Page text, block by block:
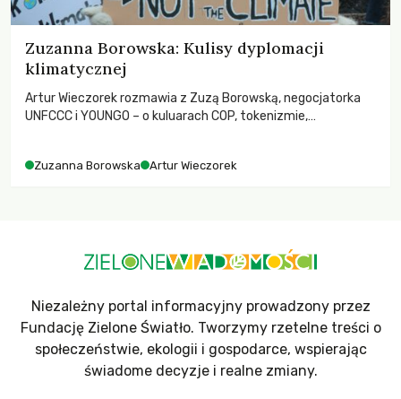
Zuzanna Borowska: Kulisy dyplomacji
klimatycznej
Artur Wieczorek rozmawia z Zuzą Borowską, negocjatorka
UNFCCC i YOUNGO – o kuluarach COP, tokenizmie,
Zuzanna Borowska Artur Wieczorek
Niezależny portal informacyjny prowadzony przez
Fundację Zielone Światło. Tworzymy rzetelne treści o
społeczeństwie, ekologii i gospodarce, wspierając
świadome decyzje i realne zmiany.